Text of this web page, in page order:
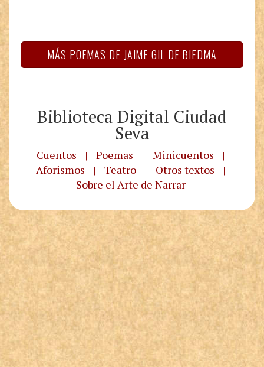
MÁS POEMAS DE JAIME GIL DE BIEDMA
Biblioteca Digital Ciudad
Seva
Cuentos | Poemas | Minicuentos
|
Aforismos
| Teatro | Otros textos
|
Sobre el Arte de Narrar